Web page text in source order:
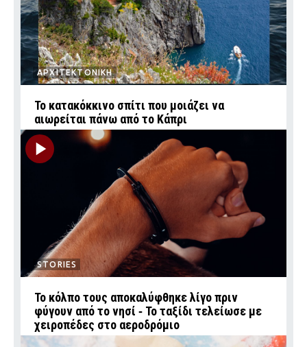
ΑΡΧΙΤΕΚΤΟΝΙΚΗ
Το κατακόκκινο σπίτι που μοιάζει να
αιωρείται πάνω από το Κάπρι
STORIES
Το κόλπο τους αποκαλύφθηκε λίγο πριν
φύγουν από το νησί ‑ Το ταξίδι τελείωσε με
χειροπέδες στο αεροδρόμιο